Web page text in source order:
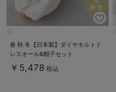
春 秋 冬【日本製】ダイヤキルトド
レスオール&帽子セット
￥5,478 税込